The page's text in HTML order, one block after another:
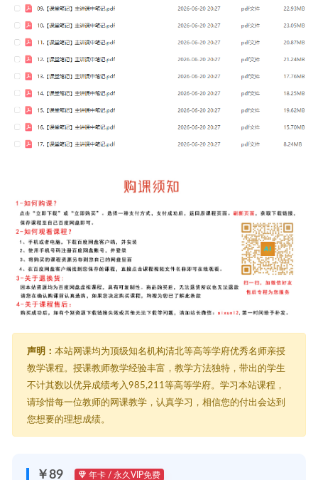
声明： 本站网课均为顶级知名机构清北等高等学府优秀名师亲授
教学课程。授课教师教学经验丰富，教学方法独特，带出的学生
不计其数以优异成绩考入985,211等高等学府。学习本站课程，
请珍惜每一位教师的网课教学，认真学习，相信您的付出会达到
您想要的理想成绩。
￥89 年卡 / 永久VIP免费